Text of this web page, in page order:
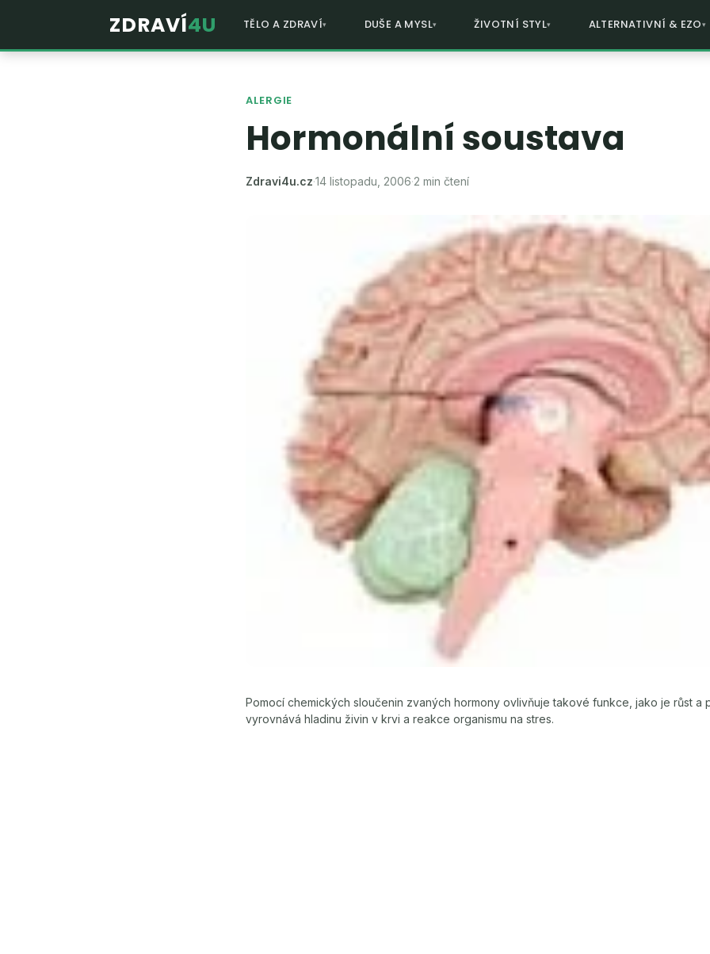
ZDRAVÍ4U TĚLO A ZDRAVÍ DUŠE A MYSL ŽIVOTNÍ STYL ALTERNATIVNÍ & EZO
ALERGIE
Hormonální soustava
Zdravi4u.cz·14 listopadu, 2006·2 min čtení
Pomocí chemických sloučenin zvaných hormony ovlivňuje takové funkce, jako je růst a
vyrovnává hladinu živin v krvi a reakce organismu na stres.